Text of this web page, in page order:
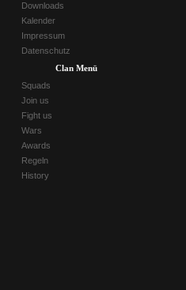
Downloads
Kalender
Impressum
Datenschutz
Clan Menü
Squads
Join us
Fight us
Wars
Awards
Regeln
History